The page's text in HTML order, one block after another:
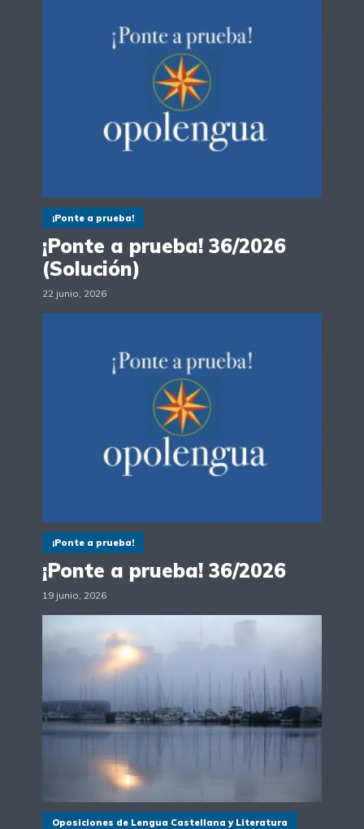
¡Ponte a prueba!
¡Ponte a prueba! 36/2026
(Solución)
22 junio, 2026
¡Ponte a prueba!
¡Ponte a prueba! 36/2026
19 junio, 2026
Oposiciones de Lengua Castellana y Literatura